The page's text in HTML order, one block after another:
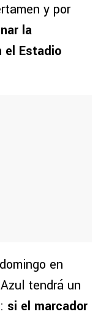
y por
la
el Estadio
en
tendrá un
si el marcador